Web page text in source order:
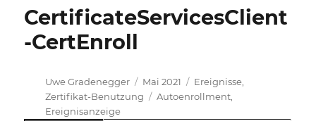
CertificateServicesClient
-CertEnroll
Autor
Uwe Gradenegger
Veröffentlicht
am
Mai 2021 Kategorien
Ereignisse,
Zertifikat-Benutzung
Schlagwörter
Autoenrollment,
Ereignisanzeige